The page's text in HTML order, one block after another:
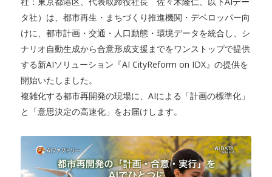
タ社）は、都市再生・まちづくり推進機関・デベロッパー向
けに、都市計画・交通・人口動態・環境データを統合し、シ
ナリオ自動生成から合意形成支援までをワンストップで提供
する新AIソリューション『AI CityReform on IDX』の提供を
開始いたしました。
複雑化する都市再開発の現場に、AIによる「計画の標準化」
と「意思決定の高速化」をお届けします。